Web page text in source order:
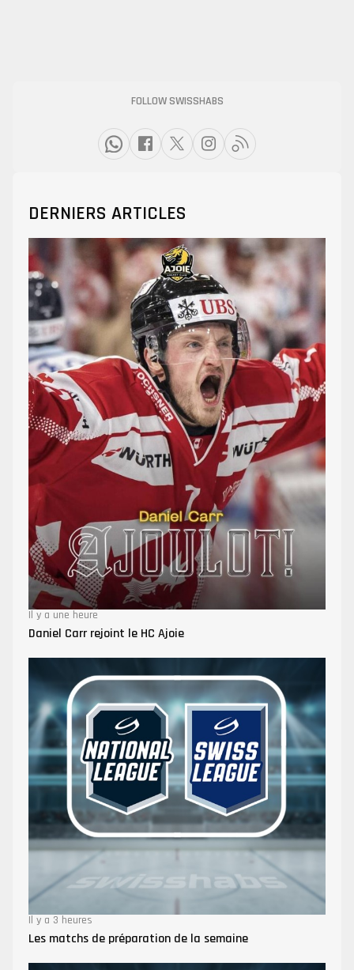
FOLLOW SWISSHABS
DERNIERS ARTICLES
Il y a une heure
Daniel Carr rejoint le HC Ajoie
Il y a 3 heures
Les matchs de préparation de la semaine